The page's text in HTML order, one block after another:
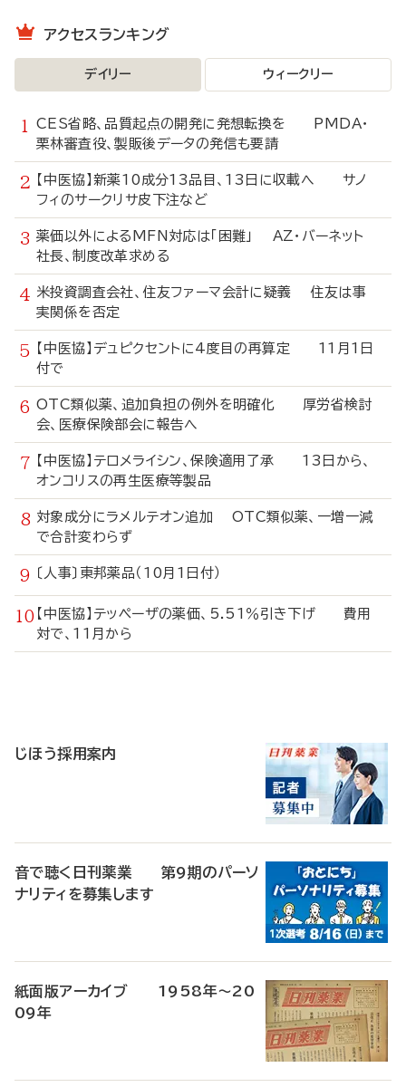
アクセスランキング
デイリー ウィークリー
CES省略、品質起点の開発に発想転換を PMDA・
栗林審査役、製販後データの発信も要請
【中医協】新薬10成分13品目、13日に収載へ サノ
フィのサークリサ皮下注など
薬価以外によるMFN対応は「困難」 AZ・バーネット
社長、制度改革求める
米投資調査会社、住友ファーマ会計に疑義 住友は事
実関係を否定
【中医協】デュピクセントに4度目の再算定 11月1日
付で
OTC類似薬、追加負担の例外を明確化 厚労省検討
会、医療保険部会に報告へ
【中医協】テロメライシン、保険適用了承 13日から、
オンコリスの再生医療等製品
対象成分にラメルテオン追加 OTC類似薬、一増一減
で合計変わらず
〔人事〕東邦薬品（10月1日付）
【中医協】テッペーザの薬価、5.51％引き下げ 費用
対で、11月から
じほう採用案内
音で聴く日刊薬業 第9期のパーソ
ナリティを募集します
紙面版アーカイブ 1958年～20
09年